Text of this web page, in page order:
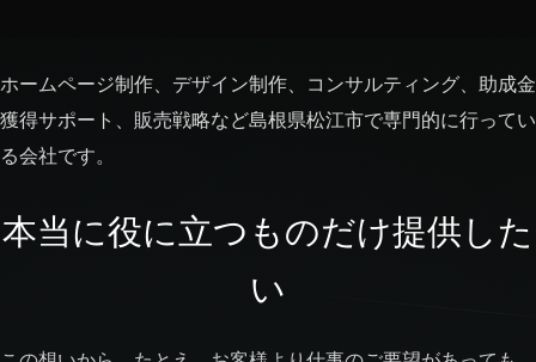
ホームページ制作、デザイン制作、コンサルティング、助成金
獲得サポート、販売戦略など島根県松江市で専門的に行ってい
る会社です。
本当に役に立つものだけ提供した
い